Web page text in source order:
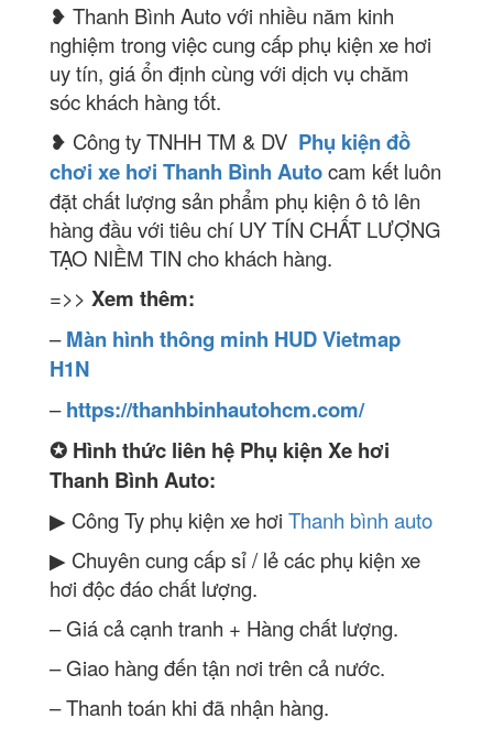
❥ Thanh Bình Auto với nhiều năm kinh
nghiệm trong việc cung cấp phụ kiện xe hơi
uy tín, giá ổn định cùng với dịch vụ chăm
sóc khách hàng tốt.
❥ Công ty TNHH TM & DV Phụ kiện đồ
chơi xe hơi Thanh Bình Autocam kết luôn
đặt chất lượng sản phẩm phụ kiện ô tô lên
hàng đầu với tiêu chí UY TÍN CHẤT LƯỢNG
TẠO NIỀM TIN cho khách hàng.
=>> Xem thêm:
–Màn hình thông minh HUD Vietmap
H1N
–https://thanhbinhautohcm.com/
✪ Hình thức liên hệ Phụ kiện Xe hơi
Thanh Bình Auto:
▶ Công Ty phụ kiện xe hơi Thanh bình auto
▶ Chuyên cung cấp sỉ / lẻ các phụ kiện xe
hơi độc đáo chất lượng.
– Giá cả cạnh tranh + Hàng chất lượng.
– Giao hàng đến tận nơi trên cả nước.
– Thanh toán khi đã nhận hàng.